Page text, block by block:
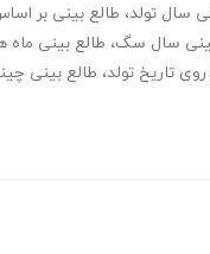
سال تولد، طالع بینی بر
سال سگ، طالع بینی
تاریخ تولد، طالع بینی